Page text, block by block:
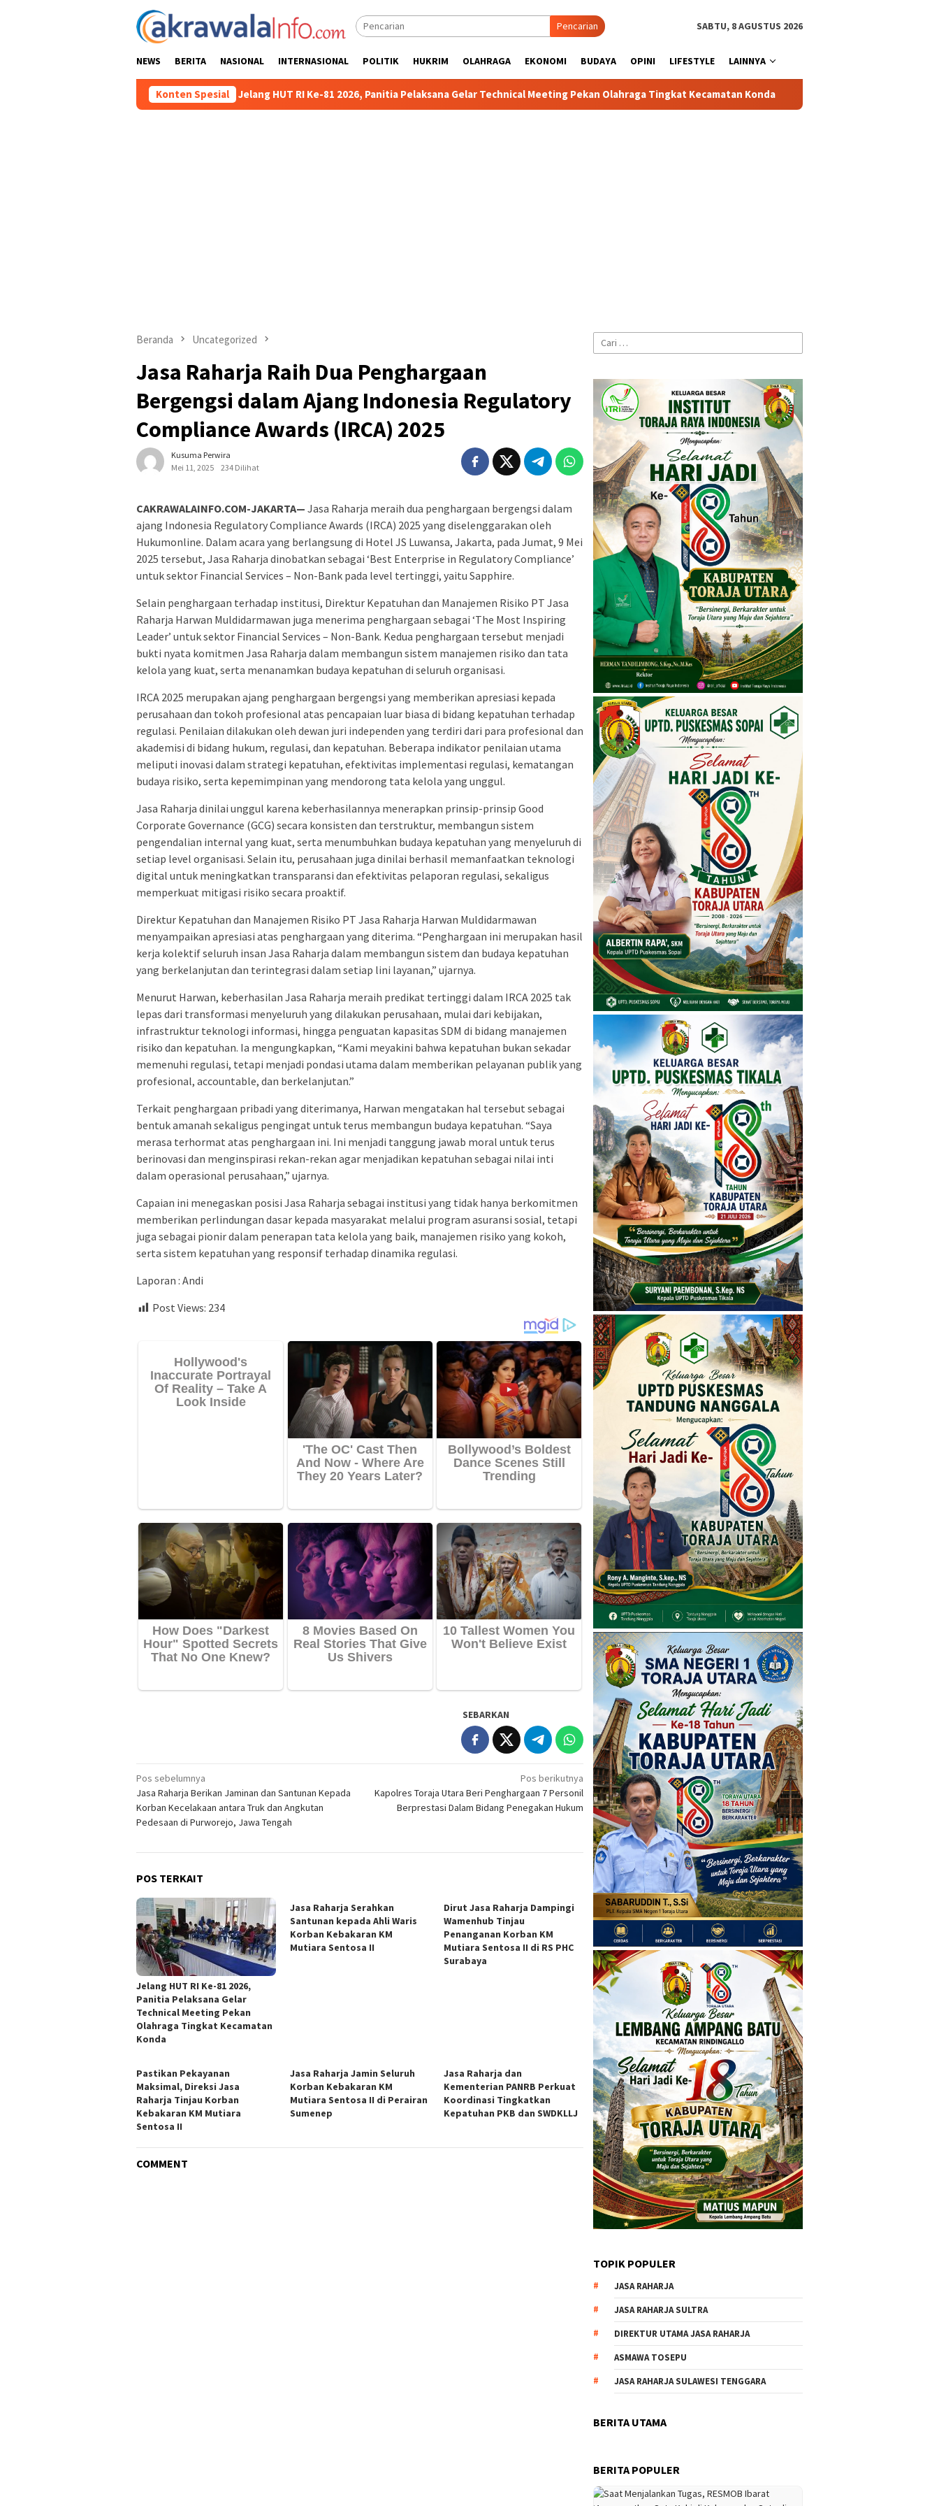
Pencarian SABTU, 8 AGUSTUS 2026
NEWS BERITA NASIONAL INTERNASIONAL POLITIK HUKRIM OLAHRAGA EKONOMI BUDAYA OPINI LIFESTYLE LAINNYA
Konten Spesial
Jelang HUT RI Ke-81 2026, Panitia Pelaksana Gelar Technical Meeting Pekan Olahraga Tingkat Kecamatan Konda Ciptakan Kondusifitas Wilayah, Sat Samapta
Beranda Uncategorized
Jasa Raharja Raih Dua Penghargaan
Bergengsi dalam Ajang Indonesia Regulatory
Compliance Awards (IRCA) 2025
Kusuma Perwira
Mei 11, 2025
234 Dilihat
CAKRAWALAINFO.COM-JAKARTA— Jasa Raharja meraih dua penghargaan bergengsi dalam
ajang Indonesia Regulatory Compliance Awards (IRCA) 2025 yang diselenggarakan oleh
Hukumonline. Dalam acara yang berlangsung di Hotel JS Luwansa, Jakarta, pada Jumat, 9 Mei
2025 tersebut, Jasa Raharja dinobatkan sebagai ‘Best Enterprise in Regulatory Compliance’
untuk sektor Financial Services – Non-Bank pada level tertinggi, yaitu Sapphire.
Selain penghargaan terhadap institusi, Direktur Kepatuhan dan Manajemen Risiko PT Jasa
Raharja Harwan Muldidarmawan juga menerima penghargaan sebagai ‘The Most Inspiring
Leader’ untuk sektor Financial Services – Non-Bank. Kedua penghargaan tersebut menjadi
bukti nyata komitmen Jasa Raharja dalam membangun sistem manajemen risiko dan tata
kelola yang kuat, serta menanamkan budaya kepatuhan di seluruh organisasi.
IRCA 2025 merupakan ajang penghargaan bergengsi yang memberikan apresiasi kepada
perusahaan dan tokoh profesional atas pencapaian luar biasa di bidang kepatuhan terhadap
regulasi. Penilaian dilakukan oleh dewan juri independen yang terdiri dari para profesional dan
akademisi di bidang hukum, regulasi, dan kepatuhan. Beberapa indikator penilaian utama
meliputi inovasi dalam strategi kepatuhan, efektivitas implementasi regulasi, kematangan
budaya risiko, serta kepemimpinan yang mendorong tata kelola yang unggul.
Jasa Raharja dinilai unggul karena keberhasilannya menerapkan prinsip-prinsip Good
Corporate Governance (GCG) secara konsisten dan terstruktur, membangun sistem
pengendalian internal yang kuat, serta menumbuhkan budaya kepatuhan yang menyeluruh di
setiap level organisasi. Selain itu, perusahaan juga dinilai berhasil memanfaatkan teknologi
digital untuk meningkatkan transparansi dan efektivitas pelaporan regulasi, sekaligus
memperkuat mitigasi risiko secara proaktif.
Direktur Kepatuhan dan Manajemen Risiko PT Jasa Raharja Harwan Muldidarmawan
menyampaikan apresiasi atas penghargaan yang diterima. “Penghargaan ini merupakan hasil
kerja kolektif seluruh insan Jasa Raharja dalam membangun sistem dan budaya kepatuhan
yang berkelanjutan dan terintegrasi dalam setiap lini layanan,” ujarnya.
Menurut Harwan, keberhasilan Jasa Raharja meraih predikat tertinggi dalam IRCA 2025 tak
lepas dari transformasi menyeluruh yang dilakukan perusahaan, mulai dari kebijakan,
infrastruktur teknologi informasi, hingga penguatan kapasitas SDM di bidang manajemen
risiko dan kepatuhan. Ia mengungkapkan, “Kami meyakini bahwa kepatuhan bukan sekadar
memenuhi regulasi, tetapi menjadi pondasi utama dalam memberikan pelayanan publik yang
profesional, accountable, dan berkelanjutan.”
Terkait penghargaan pribadi yang diterimanya, Harwan mengatakan hal tersebut sebagai
bentuk amanah sekaligus pengingat untuk terus membangun budaya kepatuhan. “Saya
merasa terhormat atas penghargaan ini. Ini menjadi tanggung jawab moral untuk terus
berinovasi dan menginspirasi rekan-rekan agar menjadikan kepatuhan sebagai nilai inti
dalam operasional perusahaan,” ujarnya.
Capaian ini menegaskan posisi Jasa Raharja sebagai institusi yang tidak hanya berkomitmen
memberikan perlindungan dasar kepada masyarakat melalui program asuransi sosial, tetapi
juga sebagai pionir dalam penerapan tata kelola yang baik, manajemen risiko yang kokoh,
serta sistem kepatuhan yang responsif terhadap dinamika regulasi.
Laporan : Andi
Post Views: 234
SEBARKAN
Navigasi
pos
Pos sebelumnya
Jasa Raharja Berikan Jaminan dan Santunan Kepada
Korban Kecelakaan antara Truk dan Angkutan
Pedesaan di Purworejo, Jawa Tengah
Pos berikutnya
Kapolres Toraja Utara Beri Penghargaan 7 Personil
Berprestasi Dalam Bidang Penegakan Hukum
POS TERKAIT
Jelang HUT RI Ke-81 2026,
Panitia Pelaksana Gelar
Technical Meeting Pekan
Olahraga Tingkat Kecamatan
Konda
Jasa Raharja Serahkan
Santunan kepada Ahli Waris
Korban Kebakaran KM
Mutiara Sentosa II
Dirut Jasa Raharja Dampingi
Wamenhub Tinjau
Penanganan Korban KM
Mutiara Sentosa II di RS PHC
Surabaya
Pastikan Pekayanan
Maksimal, Direksi Jasa
Raharja Tinjau Korban
Kebakaran KM Mutiara
Sentosa II
Jasa Raharja Jamin Seluruh
Korban Kebakaran KM
Mutiara Sentosa II di Perairan
Sumenep
Jasa Raharja dan
Kementerian PANRB Perkuat
Koordinasi Tingkatkan
Kepatuhan PKB dan SWDKLLJ
COMMENT
Cari
untuk:
TOPIK POPULER
JASA RAHARJA
JASA RAHARJA SULTRA
DIREKTUR UTAMA JASA RAHARJA
ASMAWA TOSEPU
JASA RAHARJA SULAWESI TENGGARA
BERITA UTAMA
BERITA POPULER